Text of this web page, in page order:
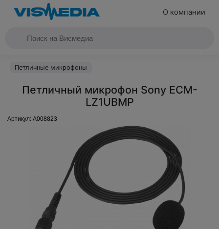
О компании
Петличные микрофоны
Петличный микрофон Sony ECM-
LZ1UBMP
Артикул: A008823